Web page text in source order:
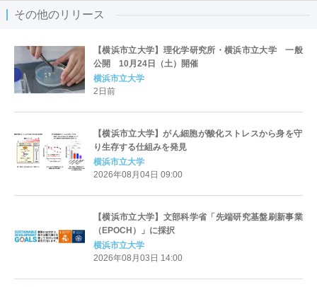
その他のリリース
【横浜市立大学】理化学研究所・横浜市立大学 一般
公開 10月24日（土）開催
横浜市立大学
2日前
【横浜市立大学】がん細胞が酸化ストレスから身を守
り生存する仕組みを発見
横浜市立大学
2026年08月04日 09:00
【横浜市立大学】文部科学省「先端研究基盤刷新事業
（EPOCH）」に採択
横浜市立大学
2026年08月03日 14:00